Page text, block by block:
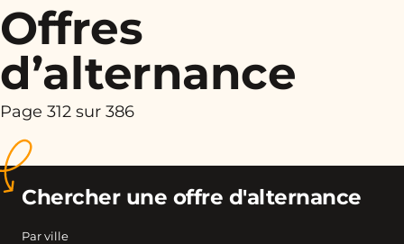
Offres
d’alternance
Page 312 sur 386
Chercher une offre d'alternance
Par ville